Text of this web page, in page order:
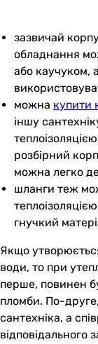
зазвичай
обладнання
або каучуком,
можна купити
іншу
розбірний
можна легко
шланги теж
гнучкий
Якщо
води, то при
перше, повинен
пломби. По-
сантехніка, а
відповідального